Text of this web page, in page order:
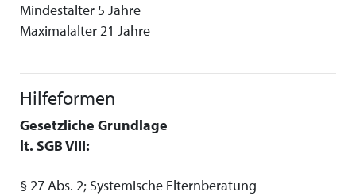
Mindestalter 5 Jahre
Maximalalter 21 Jahre
Hilfeformen
Gesetzliche Grundlage
lt. SGB VIII:
§ 27 Abs. 2; Systemische Elternberatung